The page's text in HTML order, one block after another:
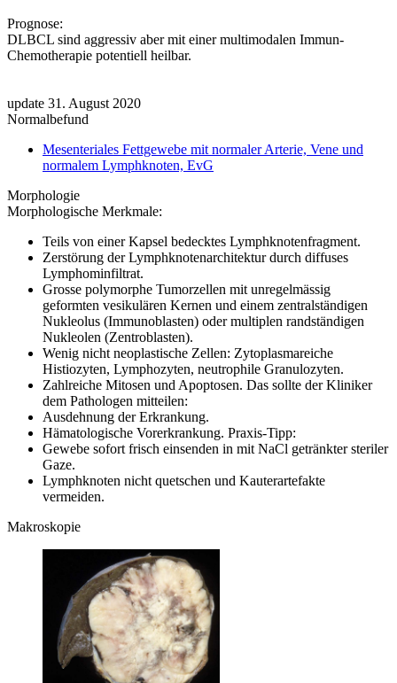
Prognose:
DLBCL sind aggressiv aber mit einer multimodalen Immun-
Chemotherapie potentiell heilbar.
update 31. August 2020
Normalbefund
Mesenteriales Fettgewebe mit normaler Arterie, Vene und
normalem Lymphknoten, EvG
Morphologie
Morphologische Merkmale:
Teils von einer Kapsel bedecktes Lymphknotenfragment.
Zerstörung der Lymphknotenarchitektur durch diffuses
Lymphominfiltrat.
Grosse polymorphe Tumorzellen mit unregelmässig
geformten vesikulären Kernen und einem zentralständigen
Nukleolus (Immunoblasten) oder multiplen randständigen
Nukleolen (Zentroblasten).
Wenig nicht neoplastische Zellen: Zytoplasmareiche
Histiozyten, Lymphozyten, neutrophile Granulozyten.
Zahlreiche Mitosen und Apoptosen. Das sollte der Kliniker
dem Pathologen mitteilen:
Ausdehnung der Erkrankung.
Hämatologische Vorerkrankung. Praxis-Tipp:
Gewebe sofort frisch einsenden in mit NaCl getränkter steriler
Gaze.
Lymphknoten nicht quetschen und Kauterartefakte
vermeiden.
Makroskopie